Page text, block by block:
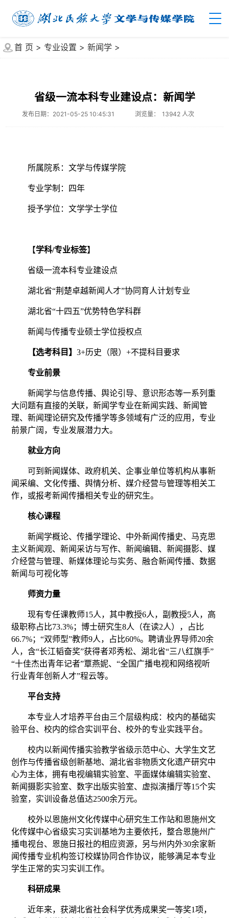
首 页 > 专业设置 > 新闻学 >
省级一流本科专业建设点：新闻学
发布日期：2021-05-25 10:45:31 浏览量： 13942 人次
所属院系：文学与传媒学院
专业学制：四年
授予学位：文学学士学位
【学科/专业标签】
省级一流本科专业建设点
湖北省“荆楚卓越新闻人才”协同育人计划专业
湖北省“十四五”优势特色学科群
新闻与传播专业硕士学位授权点
【选考科目】3+历史（限）+不提科目要求
专业前景
新闻学与信息传播、舆论引导、意识形态等一系列重
大问题有直接的关联，新闻学专业在新闻实践、新闻管
理、新闻理论研究及传播学等多领域有广泛的应用，专业
前景广阔，专业发展潜力大。
就业方向
可到新闻媒体、政府机关、企事业单位等机构从事新
闻采编、文化传播、舆情分析、媒介经营与管理等相关工
作，或报考新闻传播相关专业的研究生。
核心课程
新闻学概论、传播学理论、中外新闻传播史、马克思
主义新闻观、新闻采访与写作、新闻编辑、新闻摄影、媒
介经营与管理、新媒体理论与实务、融合新闻传播、数据
新闻与可视化等
师资力量
现有专任课教师15人，其中教授6人，副教授5人，高
级职称占比73.3%；博士研究生8人（在读2人），占比
66.7%；“双师型”教师9人，占比60%。聘请业界导师20余
人，含“长江韬奋奖”获得者邓秀松、湖北省“三八红旗手”
“十佳杰出青年记者”覃燕妮、“全国广播电视和网络视听
行业青年创新人才”程云等。
平台支持
本专业人才培养平台由三个层级构成：校内的基础实
验平台、校内的综合实训平台、校外的专业实践平台。
校内以新闻传播实验教学省级示范中心、大学生文艺
创作与传播省级创新基地、湖北省非物质文化遗产研究中
心为主体，拥有电视编辑实验室、平面媒体编辑实验室、
新闻摄影实验室、数字出版实验室、虚拟演播厅等15个实
验室，实训设备总值达2500余万元。
校外以恩施州文化传媒中心研究生工作站和恩施州文
化传媒中心省级实习实训基地为主要依托，整合恩施州广
播电视台、恩施日报社的相应资源，另与州内外30余家新
闻传播专业机构签订校媒协同合作协议，能够满足本专业
学生正常的实习实训工作。
科研成果
近年来，获湖北省社会科学优秀成果奖一等奖1项，